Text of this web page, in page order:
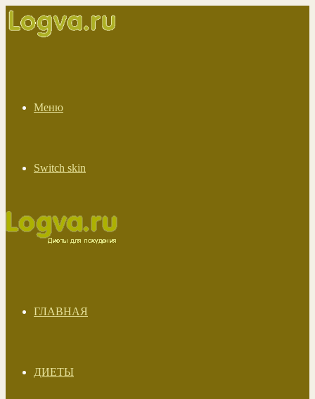
Меню
Switch skin
ГЛАВНАЯ
ДИЕТЫ